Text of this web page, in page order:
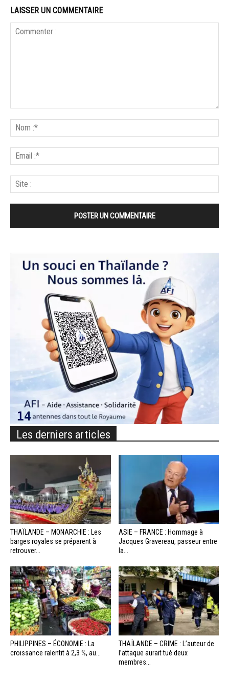
LAISSER UN COMMENTAIRE
Les derniers articles
THAÏLANDE – MONARCHIE : Les
barges royales se préparent à
retrouver...
ASIE – FRANCE : Hommage à
Jacques Gravereau, passeur entre
la...
PHILIPPINES – ÉCONOMIE : La
croissance ralentit à 2,3 %, au...
THAÏLANDE – CRIME : L’auteur de
l’attaque aurait tué deux
membres...